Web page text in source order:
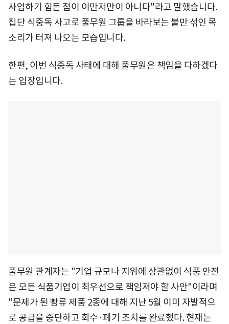
사업하기 힘든 점이 이만저만이 아니다"라고 말했습니다.
집단 식중독 사고로 풀무원 그룹을 바라보는 불만 섞인 목
소리가 터져 나오는 모습입니다.
한편, 이번 식중독 사태에 대해 풀무원은 책임을 다하겠다
는 입장입니다.
풀무원 관계자는 "기업 규모나 지위에 상관없이 식품 안전
은 모든 식품기업이 최우선으로 책임져야 할 사안"이라며
"문제가 된 빵류 제품 2종에 대해 지난 5월 이미 자발적으
로 공급을 중단하고 회수·폐기 조치를 완료했다. 현재는